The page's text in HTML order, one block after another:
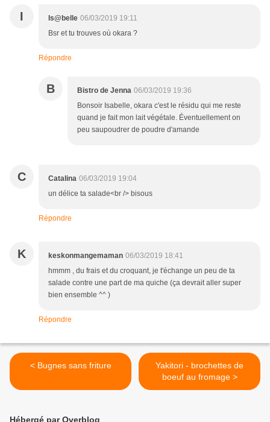
I Is@belle 06/03/2019 19:11
Bsr et tu trouves où okara ?
Répondre
B Bistro de Jenna 06/03/2019 19:36
Bonsoir Isabelle, okara c'est le résidu qui me reste
quand je fait mon lait végétale. Éventuellement on
peu saupoudrer de poudre d'amande
C Catalina 06/03/2019 19:04
un délice ta salade<br /> bisous
Répondre
K keskonmangemaman 06/03/2019 18:41
hmmm , du frais et du croquant, je t'échange un peu de ta
salade contre une part de ma quiche (ça devrait aller super
bien ensemble ^^ )
Répondre
< Bugnes sans friture
Yakitori - brochettes de
boeuf au fromage >
Hébergé par Overblog